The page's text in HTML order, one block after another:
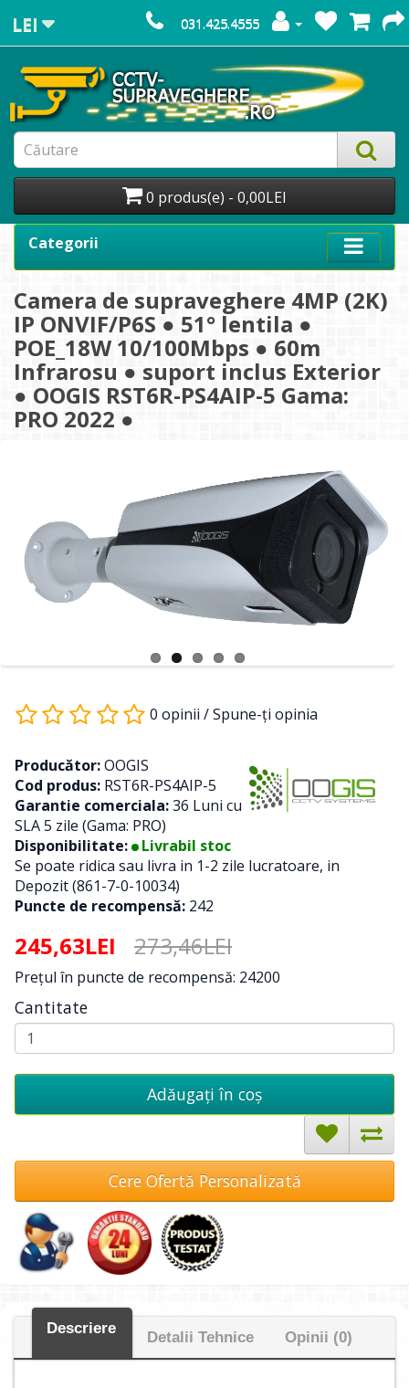
LEI 031.425.4555
0 produs(e) - 0,00LEI
Categorii
Camera de supraveghere 4MP (2K)
IP ONVIF/P6S ● 51° lentila ●
POE_18W 10/100Mbps ● 60m
Infrarosu ● suport inclus Exterior
● OOGIS RST6R-PS4AIP-5 Gama:
PRO 2022 ●
0 opinii /Spune-ţi opinia
Producător:OOGIS
Cod produs: RST6R-PS4AIP-5
Garantie comerciala:36 Luni cu
SLA 5 zile (Gama: PRO)
Disponibilitate:
Livrabil stoc
Se poate ridica sau livra in 1-2 zile lucratoare, in
Depozit (861-7-0-10034)
Puncte de recompensă: 242
245,63LEI 273,46LEI
Preţul în puncte de recompensă: 24200
Cantitate
Adăugați în coş
Cere Ofertă Personalizată
Descriere
Detalii Tehnice Opinii (0)